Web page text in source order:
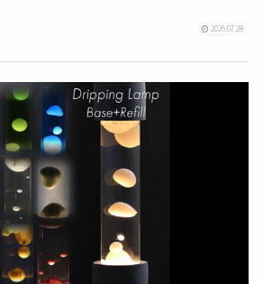
2026.07.28